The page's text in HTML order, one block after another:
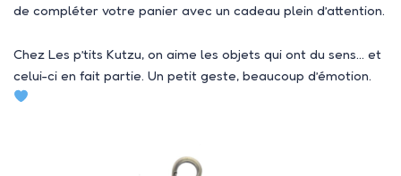
de compléter votre panier avec un cadeau plein d’attention.
Chez Les p’tits Kutzu, on aime les objets qui ont du sens… et
celui-ci en fait partie. Un petit geste, beaucoup d’émotion.